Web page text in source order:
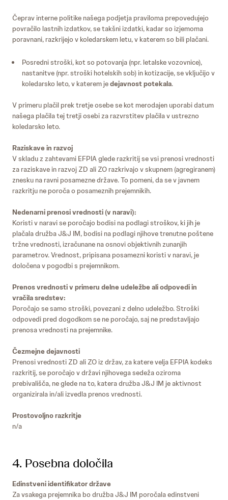
Čeprav interne politike našega podjetja praviloma prepovedujejo
povračilo lastnih izdatkov, se takšni izdatki, kadar so izjemoma
poravnani, razkrijejo v koledarskem letu, v katerem so bili plačani.
Posredni stroški, kot so potovanja (npr. letalske vozovnice),
nastanitve (npr. stroški hotelskih sob) in kotizacije, se vključijo v
koledarsko leto, v katerem jedejavnost potekala.
V primeru plačil prek tretje osebe se kot merodajen uporabi datum
našega plačila tej tretji osebi za razvrstitev plačila v ustrezno
koledarsko leto.
Raziskave in razvoj
V skladu z zahtevami EFPIA glede razkritij se vsi prenosi vrednosti
za raziskave in razvoj ZD ali ZO razkrivajo v skupnem (agregiranem)
znesku na ravni posamezne države. To pomeni, da se v javnem
razkritju ne poroča o posameznih prejemnikih.
Nedenarni prenosi vrednosti (v naravi):
Koristi v naravi se poročajo bodisi na podlagi stroškov, ki jih je
plačala družba J&J IM, bodisi na podlagi njihove trenutne poštene
tržne vrednosti, izračunane na osnovi objektivnih zunanjih
parametrov. Vrednost, pripisana posamezni koristi v naravi, je
določena v pogodbi s prejemnikom.
Prenos vrednosti v primeru delne udeležbe ali odpovedi in
vračila sredstev:
Poročajo se samo stroški, povezani z delno udeležbo. Stroški
odpovedi pred dogodkom se ne poročajo, saj ne predstavljajo
prenosa vrednosti na prejemnike.
Čezmejne dejavnosti
Prenosi vrednosti ZD ali ZO iz držav, za katere velja EFPIA kodeks
razkritij, se poročajo v državi njihovega sedeža oziroma
prebivališča, ne glede na to, katera družba J&J IM je aktivnost
organizirala in/ali izvedla prenos vrednosti.
Prostovoljno razkritje
n/a
4. Posebna določila
Edinstveni identifikator države
Za vsakega prejemnika bo družba J&J IM poročala edinstveni